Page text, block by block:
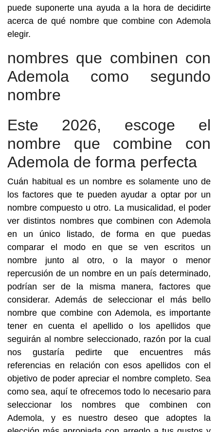
puede suponerte una ayuda a la hora de decidirte
acerca de qué nombre que combine con Ademola
elegir.
nombres que combinen con
Ademola como segundo
nombre
Este 2026, escoge el
nombre que combine con
Ademola de forma perfecta
Cuán habitual es un nombre es solamente uno de
los factores que te pueden ayudar a optar por un
nombre compuesto u otro. La musicalidad, el poder
ver distintos nombres que combinen con Ademola
en un único listado, de forma en que puedas
comparar el modo en que se ven escritos un
nombre junto al otro, o la mayor o menor
repercusión de un nombre en un país determinado,
podrían ser de la misma manera, factores que
considerar. Además de seleccionar el más bello
nombre que combine con Ademola, es importante
tener en cuenta el apellido o los apellidos que
seguirán al nombre seleccionado, razón por la cual
nos gustaría pedirte que encuentres más
referencias en relación con esos apellidos con el
objetivo de poder apreciar el nombre completo. Sea
como sea, aquí te ofrecemos todo lo necesario para
seleccionar los nombres que combinen con
Ademola, y es nuestro deseo que adoptes la